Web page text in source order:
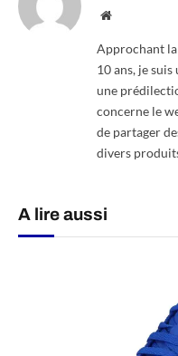
Website
Approchant
10 ans, je
une
concerne le
de partager
divers
A lire aussi